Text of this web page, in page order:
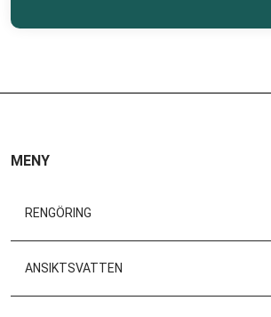
MENY
RENGÖRING
ANSIKTSVATTEN